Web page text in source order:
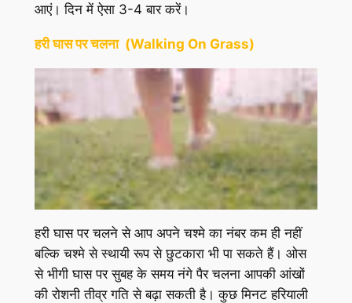
आएं। दिन में ऐसा 3-4 बार करें।
हरी घास पर चलना (Walking On Grass)
हरी घास पर चलने से आप अपने चश्मे का नंबर कम ही नहीं
बल्कि चश्मे से स्थायी रूप से छुटकारा भी पा सकते हैं। ओस
से भीगी घास पर सुबह के समय नंगे पैर चलना आपकी आंखों
की रोशनी तीव्र गति से बढ़ा सकती है। कुछ मिनट हरियाली